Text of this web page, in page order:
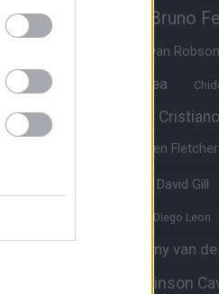
Brandon Williams Bruno
Bryan Robson
Casemiro Chelsea
Christian Eriksen
Darren Fletcher
David Gill
Diego Leon
Donny van
Edinson